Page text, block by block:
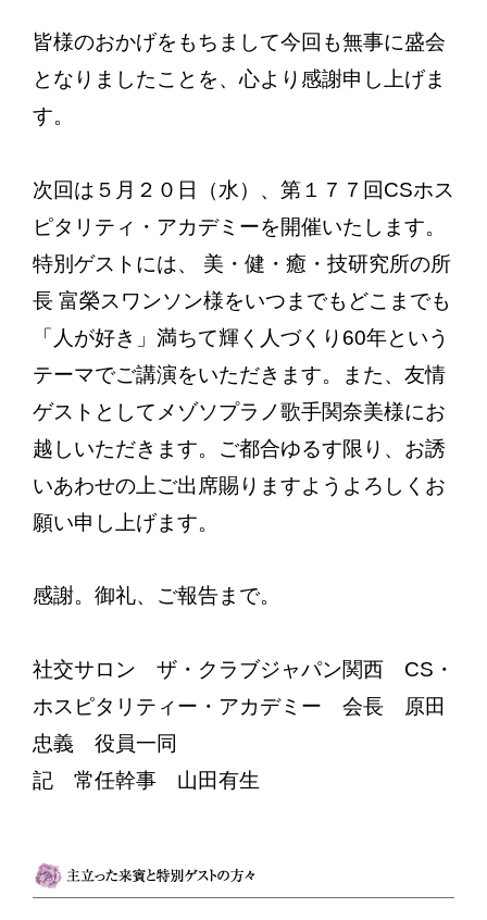
皆様のおかげをもちまして今回も無事に盛会
となりましたことを、心より感謝申し上げま
す。
次回は５月２０日（水）、第１７７回CSホス
ピタリティ・アカデミーを開催いたします。
特別ゲストには、 美・健・癒・技研究所の所
長 富榮スワンソン様をいつまでもどこまでも
「人が好き」満ちて輝く人づくり60年という
テーマでご講演をいただきます。また、友情
ゲストとしてメゾソプラノ歌手関奈美様にお
越しいただきます。ご都合ゆるす限り、お誘
いあわせの上ご出席賜りますようよろしくお
願い申し上げます。
感謝。御礼、ご報告まで。
社交サロン ザ・クラブジャパン関西 CS・
ホスピタリティー・アカデミー 会長 原田
忠義 役員一同
記 常任幹事 山田有生